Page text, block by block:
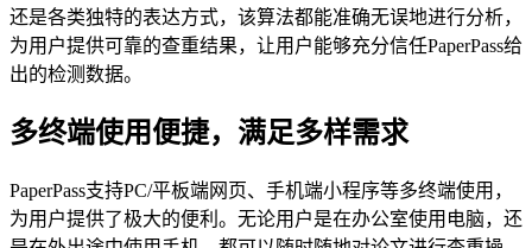
还是各类独特的表达方式，该算法都能准确无误地进行分析，
为用户提供可靠的查重结果，让用户能够充分信任PaperPass给
出的检测数据。
多终端使用便捷，满足多样需求
PaperPass支持PC/平板端网页、手机端小程序等多终端使用，
为用户提供了极大的便利。无论用户是在办公室使用电脑，还